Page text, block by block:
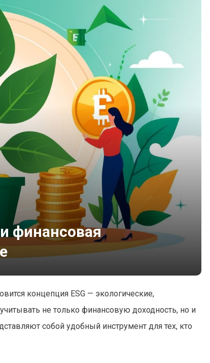
финансовая
концепция ESG — экологические,
не только финансовую доходность, но и
собой удобный инструмент для тех, кто